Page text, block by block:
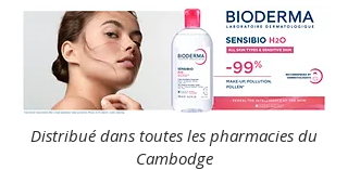
Distribué dans toutes les pharmacies du
Cambodge